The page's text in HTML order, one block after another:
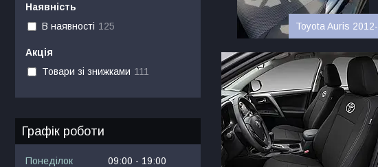
Toyota Auris 2012-
Наявність
В наявності 125
Акція
Товари зі знижками 111
Графік роботи
Понеділок 09:00
19:00